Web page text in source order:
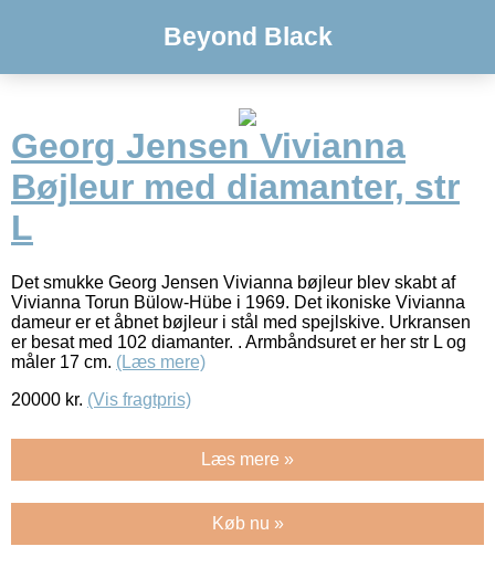
Beyond Black
Georg Jensen Vivianna
Bøjleur med diamanter, str
L
Det smukke Georg Jensen Vivianna bøjleur blev skabt af
Vivianna Torun Bülow-Hübe i 1969. Det ikoniske Vivianna
dameur er et åbnet bøjleur i stål med spejlskive. Urkransen
er besat med 102 diamanter. . Armbåndsuret er her str L og
måler 17 cm. (Læs mere)
20000 kr. (Vis fragtpris)
Læs mere »
Køb nu »